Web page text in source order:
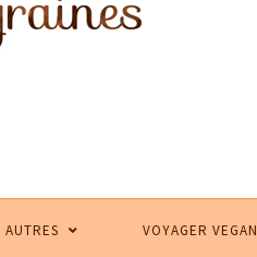
AUTRES VOYAGER VEGAN